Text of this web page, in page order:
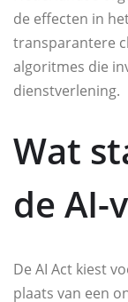
de effecten in
transparantere
algoritmes die
dienstverlening.
Wat
de AI-
De AI Act kiest
plaats van een